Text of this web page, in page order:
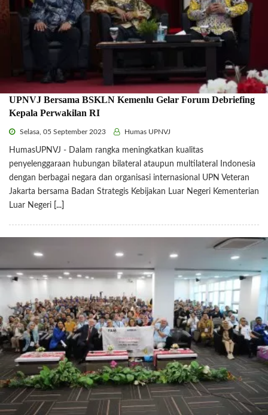
UPNVJ Bersama BSKLN Kemenlu Gelar Forum Debriefing
Kepala Perwakilan RI
Selasa, 05 September 2023 Humas UPNVJ
HumasUPNVJ - Dalam rangka meningkatkan kualitas
penyelenggaraan hubungan bilateral ataupun multilateral Indonesia
dengan berbagai negara dan organisasi internasional UPN Veteran
Jakarta bersama Badan Strategis Kebijakan Luar Negeri Kementerian
Luar Negeri
[...]